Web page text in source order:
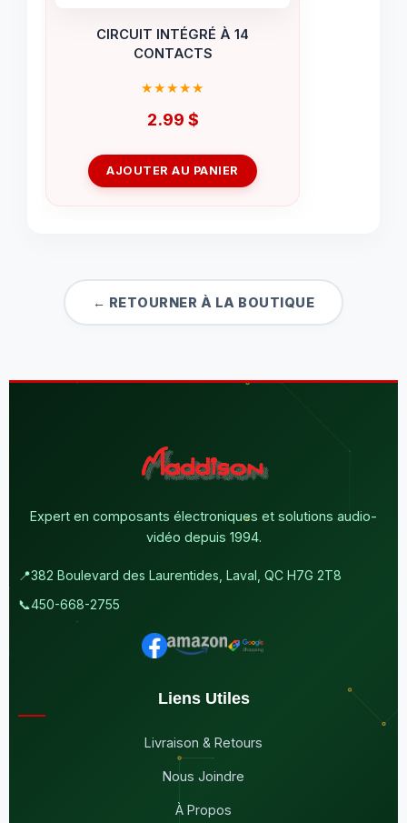
CIRCUIT INTÉGRÉ À 14
CONTACTS
2.99 $
AJOUTER AU PANIER
← RETOURNER À LA BOUTIQUE
Expert en composants électroniques et solutions audio-
vidéo depuis 1994.
📍382 Boulevard des Laurentides, Laval, QC H7G 2T8
📞450-668-2755
Liens Utiles
Livraison & Retours
Nous Joindre
À Propos